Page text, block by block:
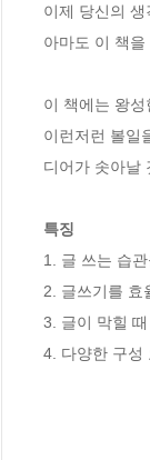
이제 당신의
아마도 이 책
이 책에는 왕
이런저런 볼일
디어가 솟아날
특징
1. 글 쓰는 습
2. 글쓰기를 효
3. 글이 막힐
4. 다양한 구성